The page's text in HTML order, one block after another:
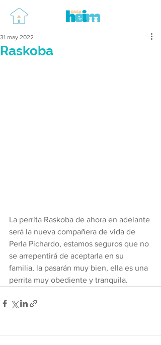
Raskoba
31 may 2022
La perrita Raskoba de ahora en adelante
será la nueva compañera de vida de
Perla Pichardo, estamos seguros que no
se arrepentirá de aceptarla en su
familia, la pasarán muy bien, ella es una
perrita muy obediente y tranquila.